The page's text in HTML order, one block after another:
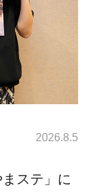
2026.8.5
ステ」に